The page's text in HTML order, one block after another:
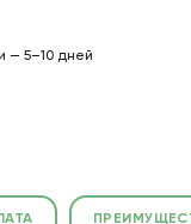
— 5–10 дней